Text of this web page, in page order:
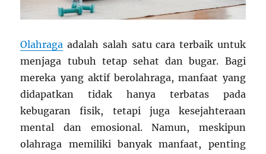
Olahraga adalah salah satu cara terbaik untuk
menjaga tubuh tetap sehat dan bugar. Bagi
mereka yang aktif berolahraga, manfaat yang
didapatkan tidak hanya terbatas pada
kebugaran fisik, tetapi juga kesejahteraan
mental dan emosional. Namun, meskipun
olahraga memiliki banyak manfaat, penting